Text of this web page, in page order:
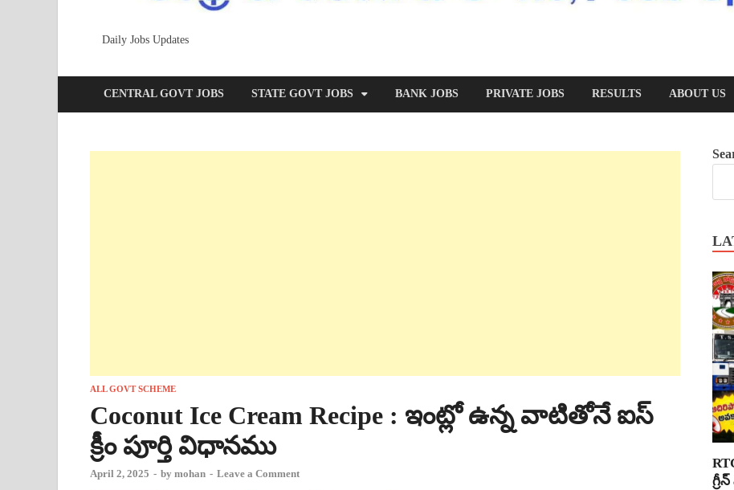
Daily Jobs Updates
CENTRAL GOVT JOBS STATE GOVT JOBS BANK JOBS PRIVATE JOBS RESULTS ABOUT US
ALL GOVT SCHEME
Coconut Ice Cream Recipe : ఇంట్లో ఉన్న వాటితోనే ఐస్
క్రీం పూర్తి విధానము
April 2, 2025 - by mohan - Leave a Comment